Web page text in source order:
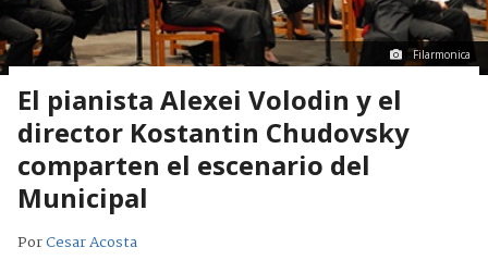
Filarmonica
El pianista Alexei Volodin y el
director Kostantin Chudovsky
comparten el escenario del
Municipal
PorCesar Acosta